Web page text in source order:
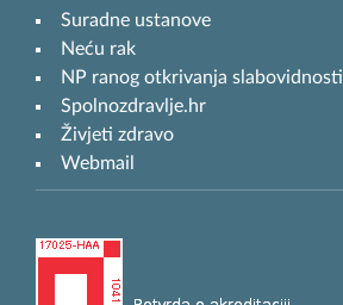
Suradne ustanove
Neću rak
NP ranog otkrivanja slabovidnosti
Spolnozdravlje.hr
Živjeti zdravo
Webmail